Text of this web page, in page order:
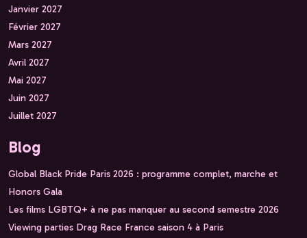
Janvier 2027
Février 2027
Mars 2027
Avril 2027
Mai 2027
Juin 2027
Juillet 2027
Blog
Global Black Pride Paris 2026 : programme complet, marche et
Honors Gala
Les films LGBTQ+ à ne pas manquer au second semestre 2026
Viewing parties Drag Race France saison 4 à Paris